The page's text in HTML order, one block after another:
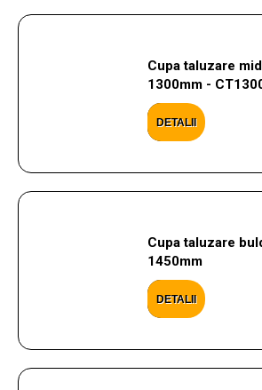
Cupa taluzare
1300mm -
DETALII
Cupa taluzare
1450mm
DETALII